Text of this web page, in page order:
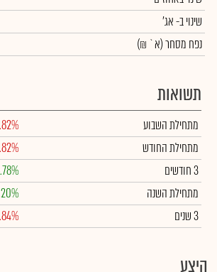
שינויב- אג'
נפח מסחר(א` ₪)
תשואות
מתחילת השבוע
מתחילת החודש
3 חודשים
מתחילת השנה
3 שנים
היצע